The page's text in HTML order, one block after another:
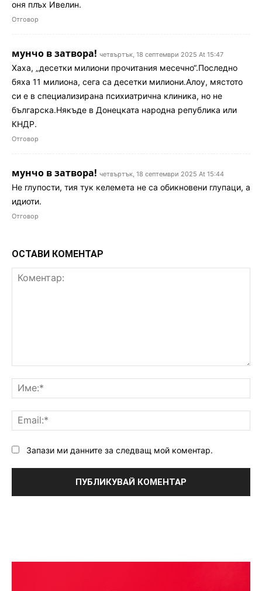
оня плъх Ивелин.
Отговор
мунчо в затвора! четвъртък, 18 септември 2025 At 15:47
Хаха, „десетки милиони прочитания месечно“.Последно
бяха 11 милиона, сега са десетки милиони.Алоу, мястото
си е в специализирана психиатрична клиника, но не
българска.Някъде в Донецката народна република или
КНДР.
Отговор
мунчо в затвора! четвъртък, 18 септември 2025 At 15:44
Не глупости, тия тук келемета не са обикновени глупаци, а
идиоти.
Отговор
ОСТАВИ КОМЕНТАР
Запази ми данните за следващ мой коментар.